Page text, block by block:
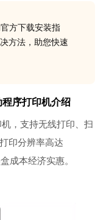
方下载安装指
方法，助您快速
程序打印机介绍
，支持无线打印、扫
印分辨率高达
成本经济实惠。